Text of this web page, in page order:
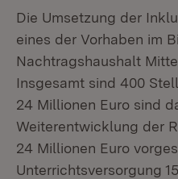
Die Umsetzung der
eines der Vorhaben im
Nachtragshaushalt
Insgesamt sind 400
24 Millionen Euro sind
Weiterentwicklung der
24 Millionen Euro
Unterrichtsversorgung